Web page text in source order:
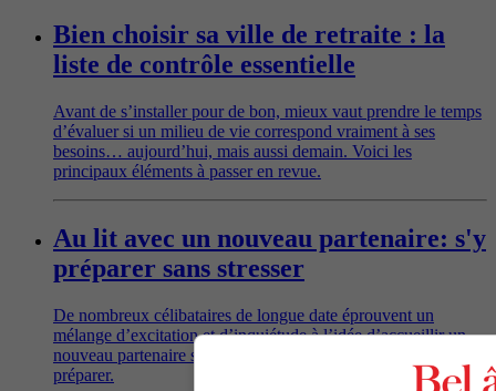
Bien choisir sa ville de retraite : la
liste de contrôle essentielle
Avant de s’installer pour de bon, mieux vaut prendre le temps
d’évaluer si un milieu de vie correspond vraiment à ses
besoins… aujourd’hui, mais aussi demain. Voici les
principaux éléments à passer en revue.
Au lit avec un nouveau partenaire: s'y
préparer sans stresser
De nombreux célibataires de longue date éprouvent un
mélange d’excitation et d’inquiétude à l’idée d’accueillir un
nouveau partenaire sous la couette. Conseils pour s’y
préparer.